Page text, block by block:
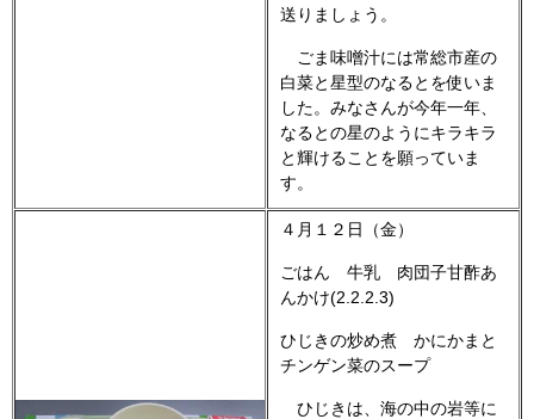
送りましょう。
ごま味噌汁には常総市産の
白菜と星型のなるとを使いま
した。みなさんが今年一年、
なるとの星のようにキラキラ
と輝けることを願っていま
す。
４月１２日（金）
ごはん 牛乳 肉団子甘酢あ
んかけ(2.2.2.3)
ひじきの炒め煮 かにかまと
チンゲン菜のスープ
ひじきは、海の中の岩等に